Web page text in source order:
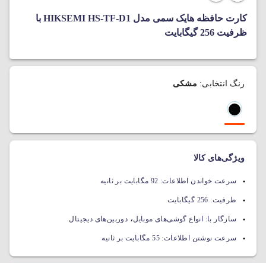
کارت حافظه هایک سمی مدل HIKSEMI HS-TF-D1 با
ظرفیت 256 گیگابایت
رنگ انتخابی: مشکی
ویژگی‌های کالا
سرعت خواندن اطلاعات: 92 مگابایت بر ثانیه
ظرفیت: 256 گیگابایت
سازگار با: انواع گوشی‌های موبایل، دوربین‌های دیجیتال
سرعت نوشتن اطلاعات: 55 مگابایت بر ثانیه